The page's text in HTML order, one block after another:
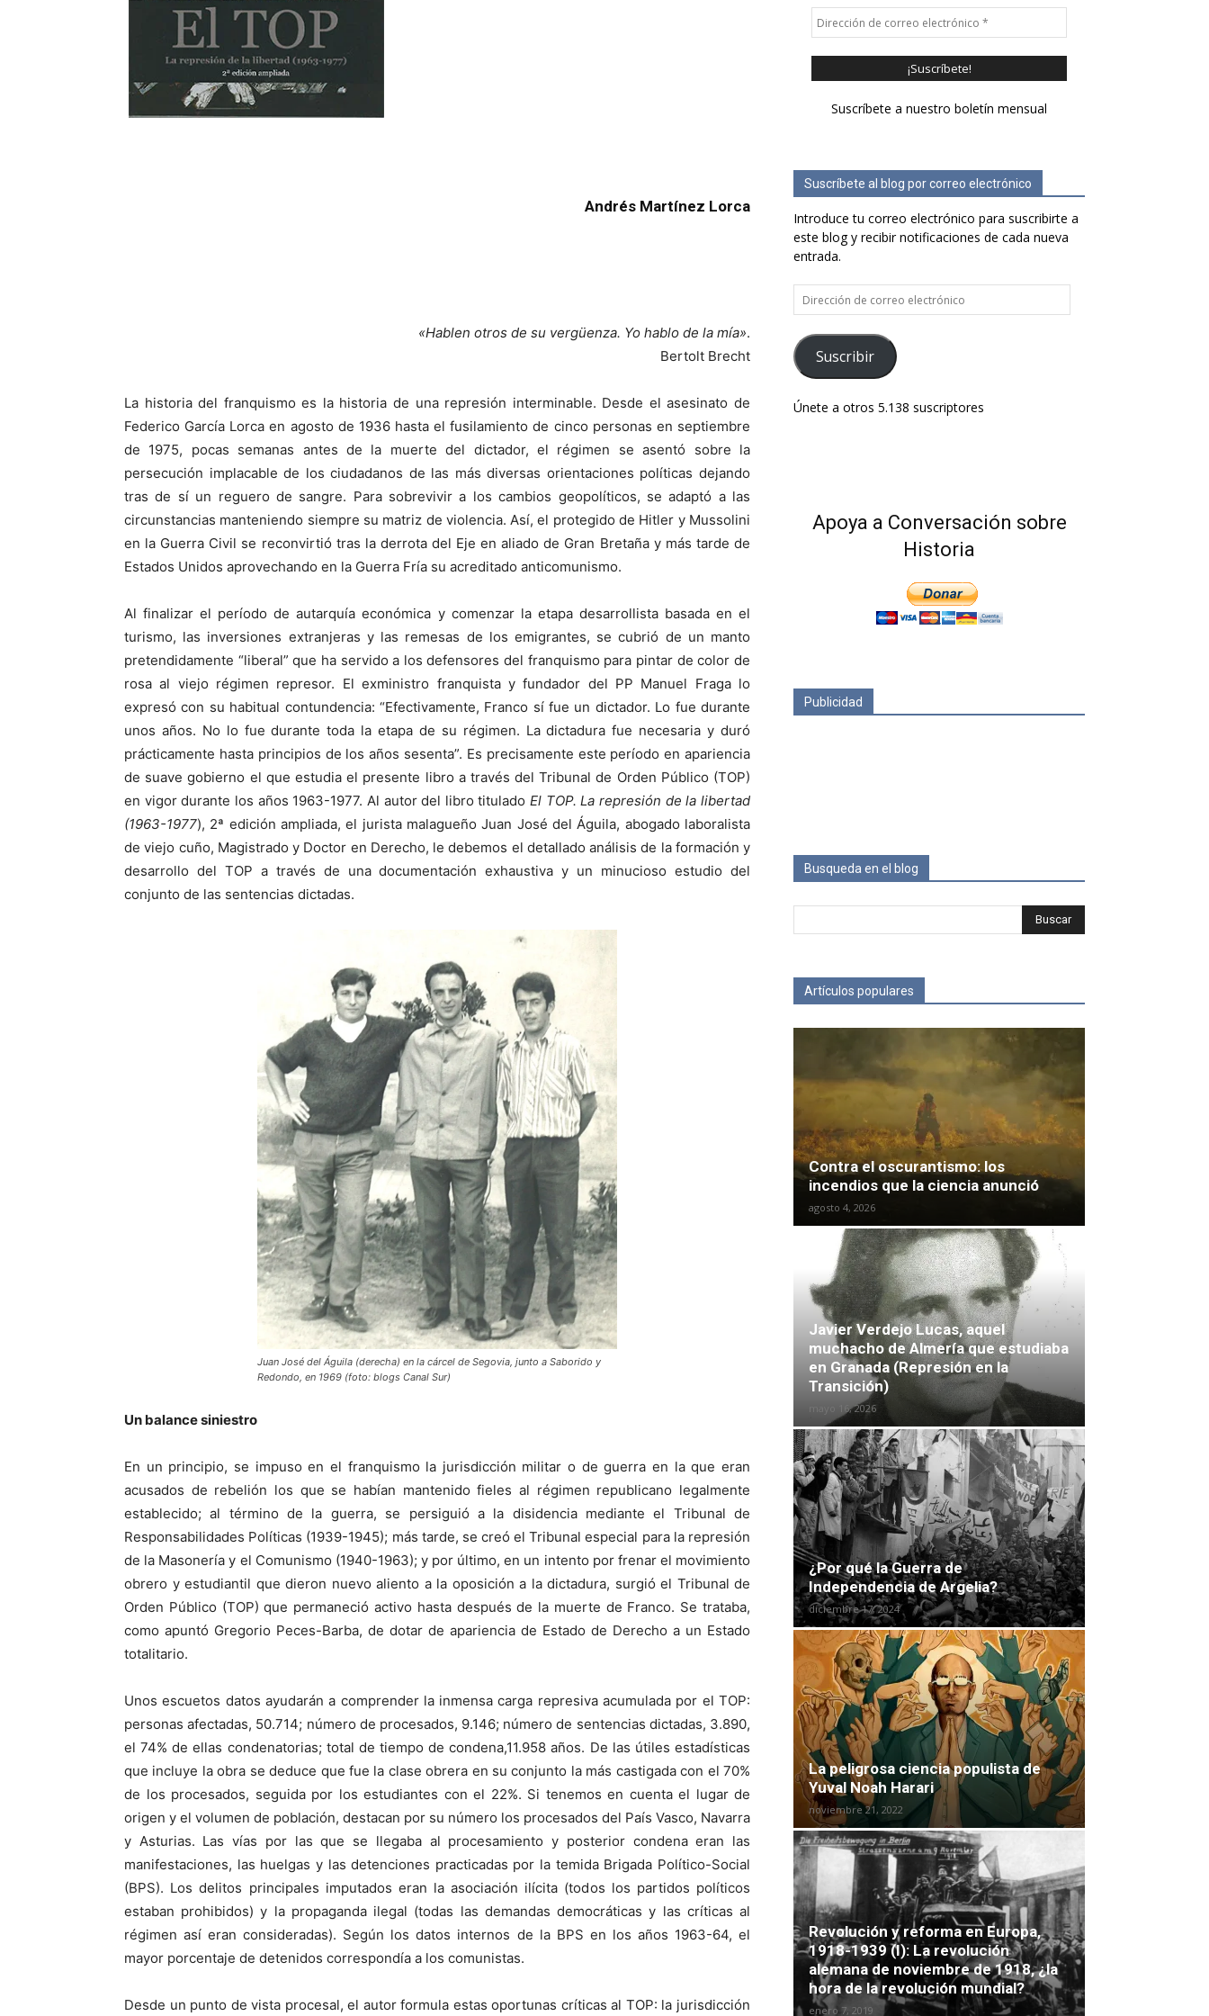
Andrés Martínez Lorca
«Hablen otros de su vergüenza. Yo hablo de la mía».
Bertolt Brecht
La historia del franquismo es la historia de una represión interminable. Desde el asesinato de
Federico García Lorca en agosto de 1936 hasta el fusilamiento de cinco personas en septiembre
de 1975, pocas semanas antes de la muerte del dictador, el régimen se asentó sobre la
persecución implacable de los ciudadanos de las más diversas orientaciones políticas dejando
tras de sí un reguero de sangre. Para sobrevivir a los cambios geopolíticos, se adaptó a las
circunstancias manteniendo siempre su matriz de violencia. Así, el protegido de Hitler y Mussolini
en la Guerra Civil se reconvirtió tras la derrota del Eje en aliado de Gran Bretaña y más tarde de
Estados Unidos aprovechando en la Guerra Fría su acreditado anticomunismo.
Al finalizar el período de autarquía económica y comenzar la etapa desarrollista basada en el
turismo, las inversiones extranjeras y las remesas de los emigrantes, se cubrió de un manto
pretendidamente “liberal” que ha servido a los defensores del franquismo para pintar de color de
rosa al viejo régimen represor. El exministro franquista y fundador del PP Manuel Fraga lo
expresó con su habitual contundencia: “Efectivamente, Franco sí fue un dictador. Lo fue durante
unos años. No lo fue durante toda la etapa de su régimen. La dictadura fue necesaria y duró
prácticamente hasta principios de los años sesenta”. Es precisamente este período en apariencia
de suave gobierno el que estudia el presente libro a través del Tribunal de Orden Público (TOP)
en vigor durante los años 1963-1977. Al autor del libro tituladoEl TOP. La represión de la libertad
(1963-1977), 2ª edición ampliada, el jurista malagueño Juan José del Águila, abogado laboralista
de viejo cuño, Magistrado y Doctor en Derecho, le debemos el detallado análisis de la formación y
desarrollo del TOP a través de una documentación exhaustiva y un minucioso estudio del
conjunto de las sentencias dictadas.
Juan José del Águila (derecha) en la cárcel de Segovia, junto a Saborido y
Redondo, en 1969 (foto: blogs Canal Sur)
Un balance siniestro
En un principio, se impuso en el franquismo la jurisdicción militar o de guerra en la que eran
acusados de rebelión los que se habían mantenido fieles al régimen republicano legalmente
establecido; al término de la guerra, se persiguió a la disidencia mediante el Tribunal de
Responsabilidades Políticas (1939-1945); más tarde, se creó el Tribunal especial para la represión
de la Masonería y el Comunismo (1940-1963); y por último, en un intento por frenar el movimiento
obrero y estudiantil que dieron nuevo aliento a la oposición a la dictadura, surgió el Tribunal de
Orden Público (TOP) que permaneció activo hasta después de la muerte de Franco. Se trataba,
como apuntó Gregorio Peces-Barba, de dotar de apariencia de Estado de Derecho a un Estado
totalitario.
Unos escuetos datos ayudarán a comprender la inmensa carga represiva acumulada por el TOP:
personas afectadas, 50.714; número de procesados, 9.146; número de sentencias dictadas, 3.890,
el 74% de ellas condenatorias; total de tiempo de condena,11.958 años. De las útiles estadísticas
que incluye la obra se deduce que fue la clase obrera en su conjunto la más castigada con el 70%
de los procesados, seguida por los estudiantes con el 22%. Si tenemos en cuenta el lugar de
origen y el volumen de población, destacan por su número los procesados del País Vasco, Navarra
y Asturias. Las vías por las que se llegaba al procesamiento y posterior condena eran las
manifestaciones, las huelgas y las detenciones practicadas por la temida Brigada Político-Social
(BPS). Los delitos principales imputados eran la asociación ilícita (todos los partidos políticos
estaban prohibidos) y la propaganda ilegal (todas las demandas democráticas y las críticas al
régimen así eran consideradas). Según los datos internos de la BPS en los años 1963-64, el
mayor porcentaje de detenidos correspondía a los comunistas.
Desde un punto de vista procesal, el autor formula estas oportunas críticas al TOP: la jurisdicción
Suscríbete a nuestro boletín mensual
Suscríbete al blog por correo electrónico
Introduce tu correo electrónico para suscribirte a
este blog y recibir notificaciones de cada nueva
entrada.
Dirección
de
correo
electrónico
Suscribir
Únete a otros 5.138 suscriptores
Apoya a Conversación sobre
Historia
Publicidad
Busqueda en el blog
Artículos populares
Contra el oscurantismo: los
incendios que la ciencia anunció
agosto 4, 2026
Javier Verdejo Lucas, aquel
muchacho de Almería que estudiaba
en Granada (Represión en la
Transición)
mayo 16, 2026
¿Por qué la Guerra de
Independencia de Argelia?
diciembre 17, 2024
La peligrosa ciencia populista de
Yuval Noah Harari
noviembre 21, 2022
Revolución y reforma en Europa,
1918-1939 (I): La revolución
alemana de noviembre de 1918, ¿la
hora de la revolución mundial?
enero 7, 2019